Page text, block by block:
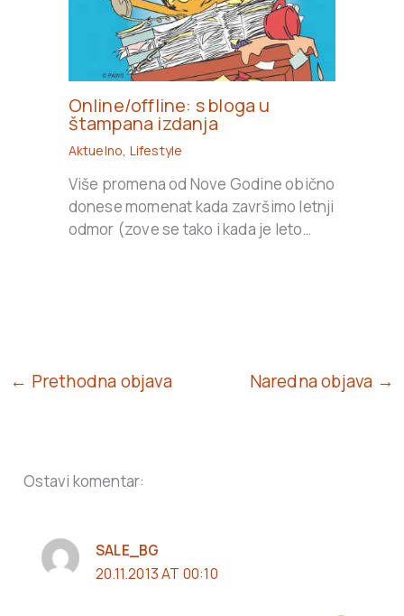
Online/offline: s bloga u
štampana izdanja
Aktuelno, Lifestyle
Više promena od Nove Godine obično
donese momenat kada završimo letnji
odmor (zove se tako i kada je leto…
← Prethodna objava Naredna objava →
Ostavi komentar:
SALE_BG
20.11.2013 AT 00:10